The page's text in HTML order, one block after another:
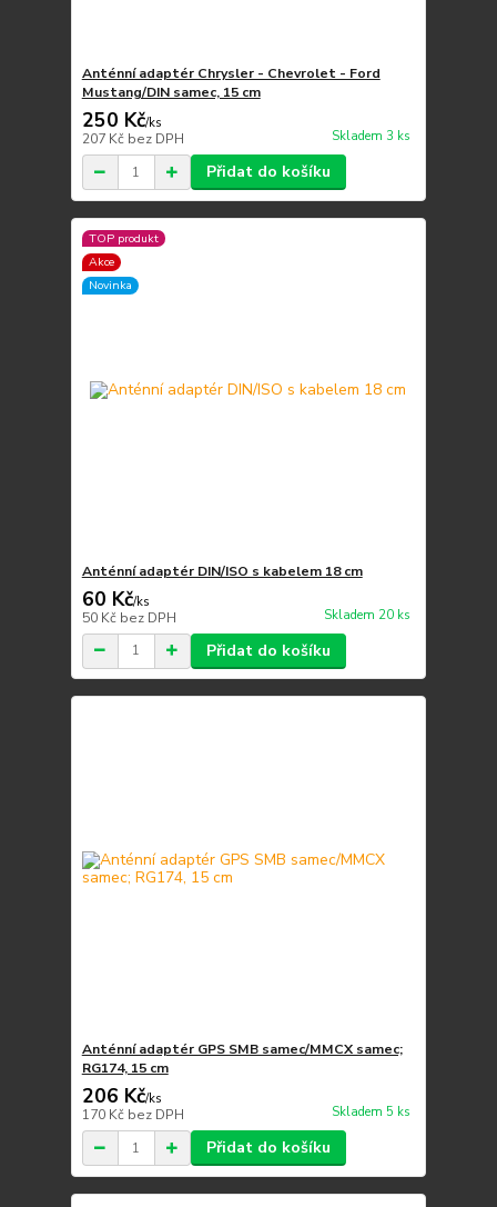
Anténní adaptér Chrysler - Chevrolet - Ford
Mustang/DIN samec, 15 cm
250 Kč/ks
207 Kč bez DPH Skladem 3 ks
Přidat do košíku
TOP produkt
Akce
Novinka
Anténní adaptér DIN/ISO s kabelem 18 cm
60 Kč/ks
50 Kč bez DPH Skladem 20 ks
Přidat do košíku
Anténní adaptér GPS SMB samec/MMCX samec;
RG174, 15 cm
206 Kč/ks
170 Kč bez DPH Skladem 5 ks
Přidat do košíku